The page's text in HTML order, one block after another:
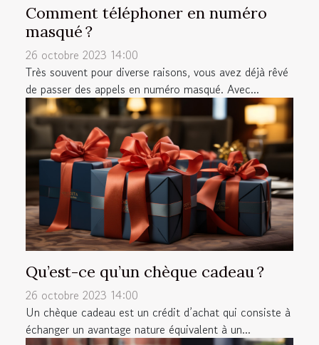
Comment téléphoner en numéro
masqué ?
26 octobre 2023 14:00
Très souvent pour diverse raisons, vous avez déjà rêvé
de passer des appels en numéro masqué. Avec...
Qu’est-ce qu’un chèque cadeau ?
26 octobre 2023 14:00
Un chèque cadeau est un crédit d’achat qui consiste à
échanger un avantage nature équivalent à un...